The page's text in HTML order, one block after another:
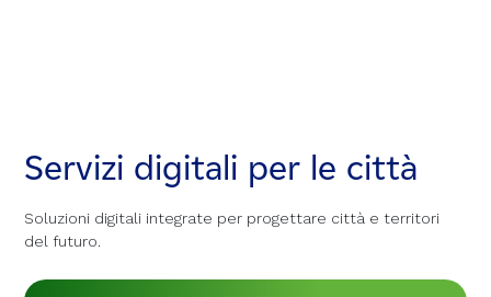
Servizi digitali per le città
Soluzioni digitali integrate per progettare città e territori
del futuro.
Servizi digitali per le città
Soluzioni digitali integrate per progettare città e territori
del futuro.
Servizi digitali per le città
Soluzioni digitali integrate per progettare città e territori
del futuro.